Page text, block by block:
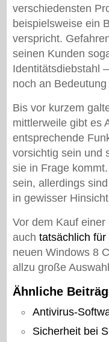
verschiedensten
beispielsweise ein
verspricht.
seinen Kunden
Identitätsdiebstahl
noch an
Bis vor kurzem
mittlerweile gibt es
entsprechende
vorsichtig sein und
sie in Frage
sein, allerdings
in gewisser
Vor dem Kauf
auch tatsächlich
neuen Windows 8
allzu große
Ähnliche
Antivirus-
Sicherheit bei